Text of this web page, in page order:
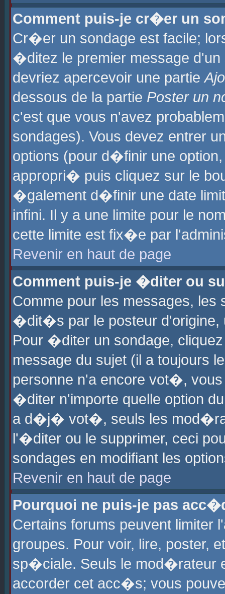
Comment puis-je cr�er un
Cr�er un sondage est facile;
�ditez le premier message
devriez apercevoir une partie
dessous de la partie Poster un
c'est que vous n'avez
sondages). Vous devez entrer
options (pour d�finir une
appropri� puis cliquez sur le
�galement d�finir une date
infini. Il y a une limite pour le
cette limite est fix�e par
Revenir en haut de page
Comment puis-je �diter ou
Comme pour les messages,
�dit�s par le posteur d'origine,
Pour �diter un sondage,
message du sujet (il a toujours
personne n'a encore vot�,
�diter n'importe quelle option
a d�j� vot�, seuls les
l'�diter ou le supprimer, ceci
sondages en modifiant les
Revenir en haut de page
Pourquoi ne puis-je pas
Certains forums peuvent
groupes. Pour voir, lire, poster,
sp�ciale. Seuls le mod�rateur
accorder cet acc�s; vous